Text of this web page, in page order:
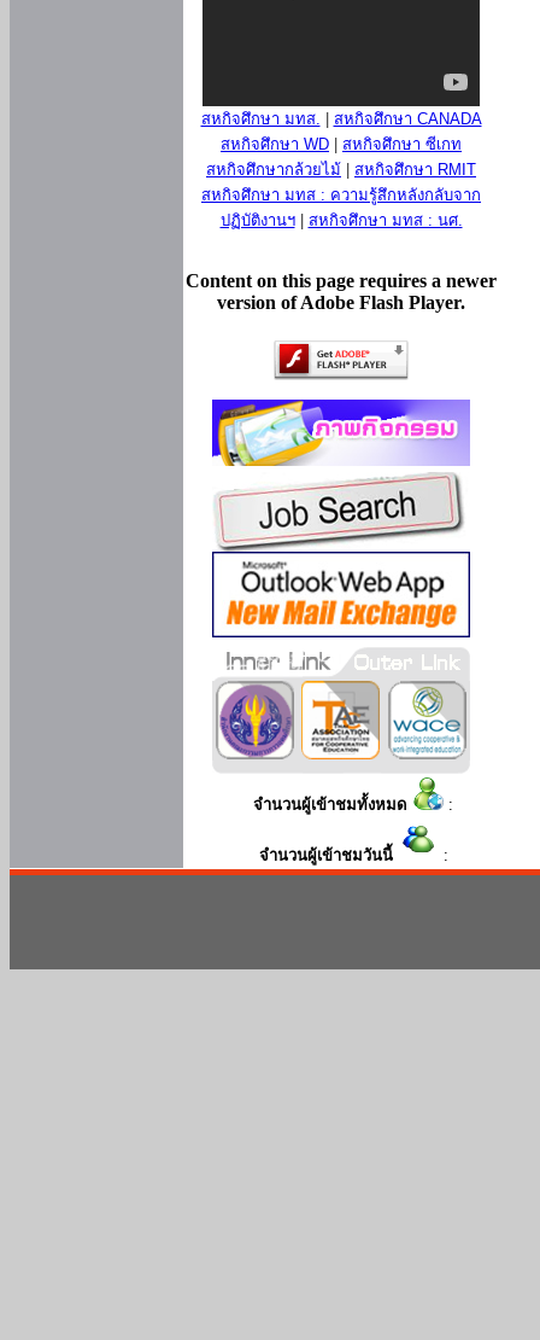
สหกิจศึกษา มทส.
สหกิจศึกษา CANADA
สหกิจศึกษา WD
สหกิจศึกษา ซีเกท
สหกิจศึกษากล้วยไม้
สหกิจศึกษา RMIT
สหกิจศึกษา มทส : ความรู้สึกหลังกลับจาก
ปฏิบัติงานฯ| สหกิจศึกษา มทส : นศ.
Content on this page requires a newer
version of Adobe Flash Player.
จำนวนผู้เข้าชมทั้งหมด :
จำนวนผู้เข้าชมวันนี้ :